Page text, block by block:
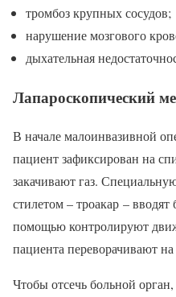
тромбоз крупных сосудов;
нарушение мозгового
дыхательная
Лапароскопический
В начале малоинвазивной
пациент зафиксирован на
закачивают газ.
стилетом – троакар –
помощью контролируют
пациента переворачивают
Чтобы отсечь больной